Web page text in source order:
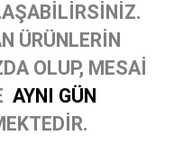
ÜRÜNLERİN
OLUP, MESAİ
AYNI GÜN